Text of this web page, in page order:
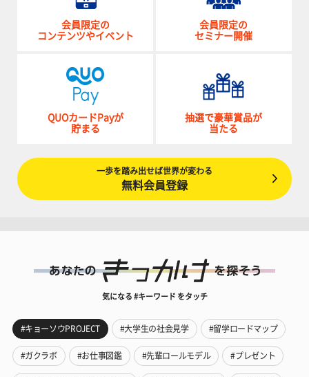
会員限定の
コンテンツやイベント
会員限定の
セミナー開催
QUOカードPayが
貯まる
抽選で豪華賞品が
当たる
一歩を踏み出せば世界が変わる
無料会員登録
気になる #キーワード をタッチ
#キョーソウPROJECT #大学生の社会見学 #留学ロードマップ
#ガクラボ #お仕事図鑑 #先輩ロールモデル #プレゼント